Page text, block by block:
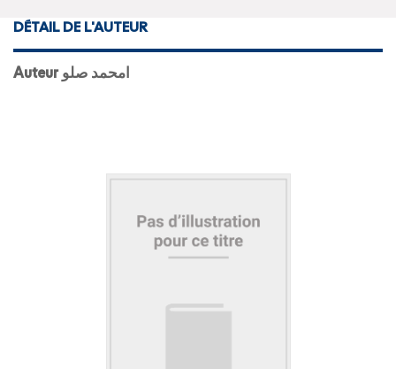
DÉTAIL DE L'AUTEUR
Auteur امحمد صلو